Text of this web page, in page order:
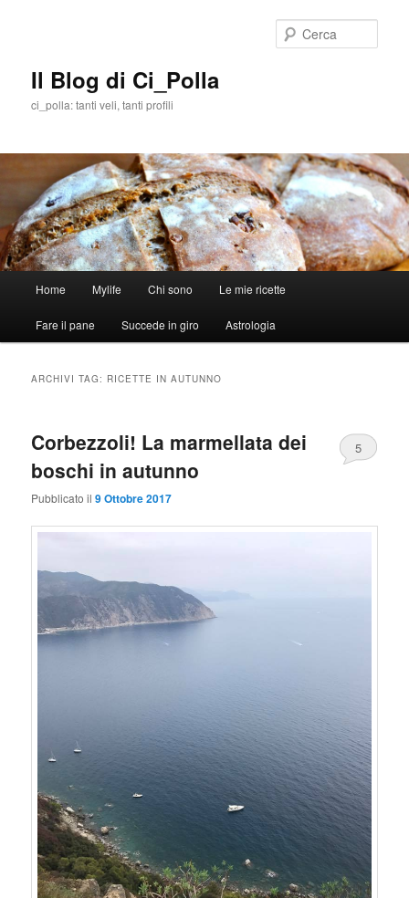
Il Blog di Ci_Polla
ci_polla: tanti veli, tanti profili
principale
Vai
al
Vai
al
Home Mylife Chi sono Le mie ricette
Fare il pane Succede in giro Astrologia
ARCHIVI TAG: RICETTE IN AUTUNNO
Corbezzoli! La marmellata dei
boschi in autunno
Pubblicato il9 Ottobre 2017
5